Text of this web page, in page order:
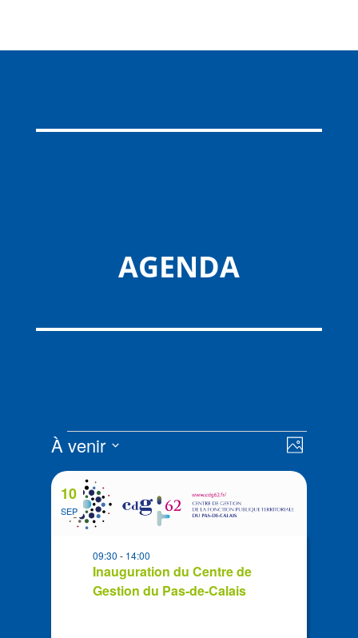
AGENDA
Évènements
par
de
vues
Photo
À venir
la
date
List
of
events
Photo
View
SEP
10
Inauguration du Centre de
Gestion du Pas-de-Calais
09:30- 14:00